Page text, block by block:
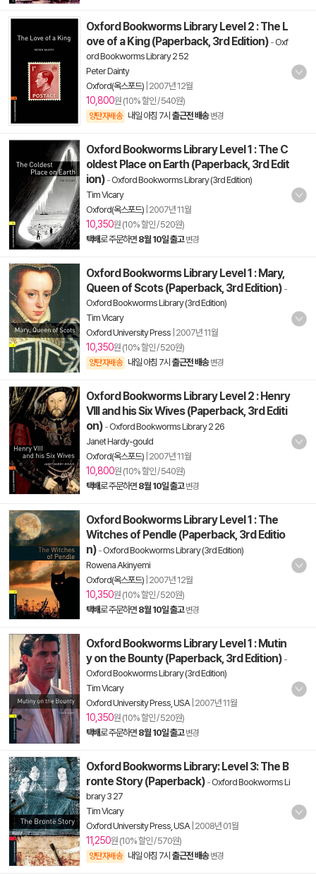
Oxford Bookworms Library Level 2 : The L
ove of a King (Paperback, 3rd Edition) -Oxf
ord Bookworms Library 2 52
Peter Dainty
Oxford(옥스포드) 2007년 12월
10,800원 (10% 할인 / 540원)
양탄자배송 내일 아침 7시 출근전 배송 변경
Oxford Bookworms Library Level 1 : The C
oldest Place on Earth (Paperback, 3rd Edit
ion) -Oxford Bookworms Library (3rd Edition)
Tim Vicary
Oxford(옥스포드) 2007년 11월
10,350원 (10% 할인 / 520원)
택배로 주문하면 8월 10일 출고 변경
Oxford Bookworms Library Level 1 : Mary,
Queen of Scots (Paperback, 3rd Edition) -
Oxford Bookworms Library (3rd Edition)
Tim Vicary
Oxford University Press 2007년 11월
10,350원 (10% 할인 / 520원)
양탄자배송 내일 아침 7시 출근전 배송 변경
Oxford Bookworms Library Level 2 : Henry
VIII and his Six Wives (Paperback, 3rd Editi
on) -Oxford Bookworms Library 2 26
Janet Hardy-gould
Oxford(옥스포드) 2007년 11월
10,800원 (10% 할인 / 540원)
택배로 주문하면 8월 10일 출고 변경
Oxford Bookworms Library Level 1 : The
Witches of Pendle (Paperback, 3rd Editio
n) -Oxford Bookworms Library (3rd Edition)
Rowena Akinyemi
Oxford(옥스포드) 2007년 12월
10,350원 (10% 할인 / 520원)
택배로 주문하면 8월 10일 출고 변경
Oxford Bookworms Library Level 1 : Mutin
y on the Bounty (Paperback, 3rd Edition) -
Oxford Bookworms Library (3rd Edition)
Tim Vicary
Oxford University Press, USA| 2007년 11월
10,350원 (10% 할인 / 520원)
택배로 주문하면 8월 10일 출고 변경
Oxford Bookworms Library: Level 3: The B
ronte Story (Paperback) -Oxford Bookworms Li
brary 3 27
Tim Vicary
Oxford University Press, USA| 2008년 01월
11,250원 (10% 할인 / 570원)
양탄자배송 내일 아침 7시 출근전 배송 변경